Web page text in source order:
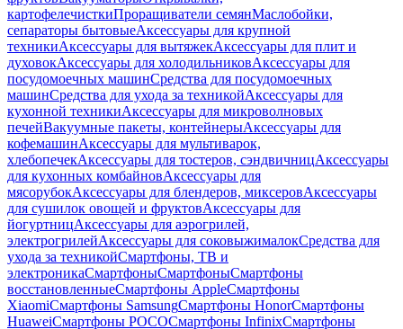
картофелечисткиПроращиватели семянМаслобойки,
сепараторы бытовыеАксессуары для крупной
техникиАксессуары для вытяжекАксессуары для плит и
духовокАксессуары для холодильниковАксессуары для
посудомоечных машинСредства для посудомоечных
машинСредства для ухода за техникойАксессуары для
кухонной техникиАксессуары для микроволновых
печейВакуумные пакеты, контейнерыАксессуары для
кофемашинАксессуары для мультиварок,
хлебопечекАксессуары для тостеров, сэндвичницАксессуары
для кухонных комбайновАксессуары для
мясорубокАксессуары для блендеров, миксеровАксессуары
для сушилок овощей и фруктовАксессуары для
йогуртницАксессуары для аэрогрилей,
электрогрилейАксессуары для соковыжималокСредства для
ухода за техникойСмартфоны, ТВ и
электроникаСмартфоныСмартфоныСмартфоны
восстановленныеСмартфоны AppleСмартфоны
XiaomiСмартфоны SamsungСмартфоны HonorСмартфоны
HuaweiСмартфоны POCOСмартфоны InfinixСмартфоны